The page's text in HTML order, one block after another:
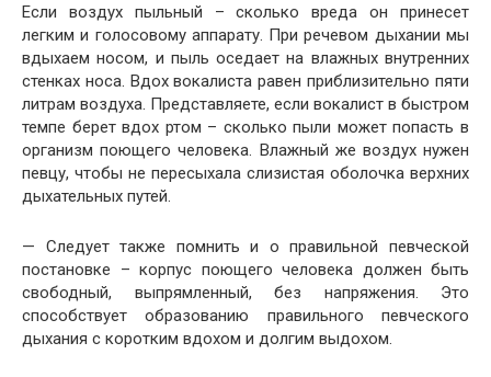
Если воздух пыльный – сколько вреда он принесет
легким и голосовому аппарату. При речевом дыхании мы
вдыхаем носом, и пыль оседает на влажных внутренних
стенках носа. Вдох вокалиста равен приблизительно пяти
литрам воздуха. Представляете, если вокалист в быстром
темпе берет вдох ртом – сколько пыли может попасть в
организм поющего человека. Влажный же воздух нужен
певцу, чтобы не пересыхала слизистая оболочка верхних
дыхательных путей.
— Следует также помнить и о правильной певческой
постановке – корпус поющего человека должен быть
свободный, выпрямленный, без напряжения. Это
способствует образованию правильного певческого
дыхания с коротким вдохом и долгим выдохом.